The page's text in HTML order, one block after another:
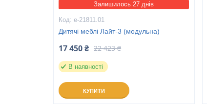
Залишилось 27 днів
е-21811.01
Дитячі меблі Лайт-3 (модульна)
17 450 ₴ 22 423 ₴
В наявності
КУПИТИ